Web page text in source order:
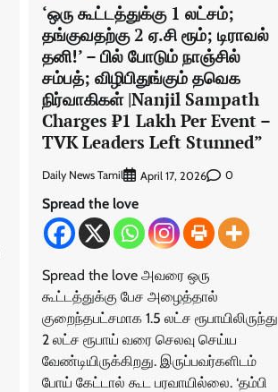
‘ஒரு கூட்டத்துக்கு 1 லட்சம்;
தங்குவதற்கு 2 ஏ.சி ரூம்; டிராவல்
தனி!’ – பில் போடும் நாஞ்சில்
சம்பத்; விழிபிதுங்கும் தவெக
நிர்வாகிகள் |Nanjil Sampath
Charges ₹1 Lakh Per Event –
TVK Leaders Left Stunned”
Daily News Tamil April 17, 2026 0
Spread the love
Spread the love அவரை ஒரு
கூட்டத்துக்கு பேச அழைத்தால்
குறைந்தபட்சமாக 1.5 லட்ச ரூபாயிலிருந்து
2 லட்ச ரூபாய் வரை செலவு செய்ய
வேண்டியிருக்கிறது. இருப்பவர்களிடம்
போய் கேட்டால் கூட பரவாயில்லை. ‘தம்பி